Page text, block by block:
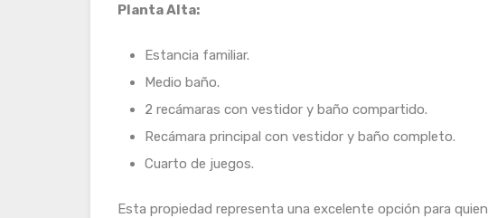
Planta Alta:
Estancia familiar.
Medio baño.
2 recámaras con vestidor y baño compartido.
Recámara principal con vestidor y baño completo.
Cuarto de juegos.
Esta propiedad representa una excelente opción para